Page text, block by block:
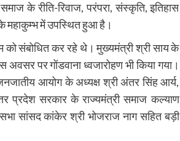
के रीति-रिवाज, परंपरा, संस्कृति, इतिहास
के महाकुम्भ में उपस्थित हुआ है।
को संबोधित कर रहे थे। मुख्यमंत्री श्री साय के
पर गोंडवाना ध्वजारोहण भी किया गया।
आयोग के अध्यक्ष श्री अंतर सिंह आर्य,
प्रदेश सरकार के राज्यमंत्री समाज कल्याण
सांसद कांकेर श्री भोजराज नाग सहित बड़ी